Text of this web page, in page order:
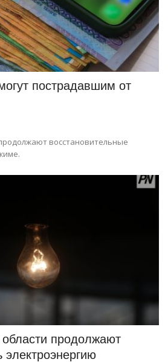
пострадавшим от
восстановительные
продолжают
электроэнергию